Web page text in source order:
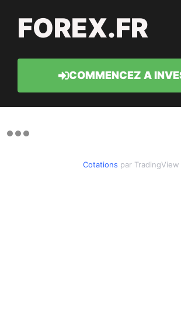
FOREX.FR
COMMENCEZ A
Cotations par TradingView